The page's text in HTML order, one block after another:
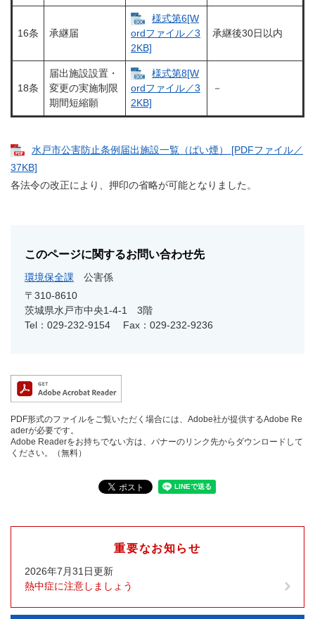
16条 承継届
様式第6[W
ordファイル／3
2KB]
承継後30日以内
18条
届出施設設置・
変更の実施制限
期間短縮願
様式第8[W
ordファイル／3
2KB]
－
水戸市公害防止条例届出施設一覧（ばい煙） [PDFファイル／
37KB]
各法令の改正により、押印の省略が可能となりました。
このページに関するお問い合わせ先
環境保全課
公害係
〒310-8610
茨城県水戸市中央1-4-1 3階
Tel：029-232-9154
Fax：029-232-9236
PDF形式のファイルをご覧いただく場合には、Adobe社が提供するAdobe Re
aderが必要です。
Adobe Readerをお持ちでない方は、バナーのリンク先からダウンロードして
ください。（無料）
重要なお知らせ
2026年7月31日更新
熱中症に注意しましょう